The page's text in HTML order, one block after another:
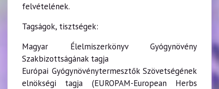
felvételének.
Tagságok, tisztségek:
Magyar Élelmiszerkönyv Gyógynövény
Szakbizottságának tagja
Európai Gyógynövénytermesztők Szövetségének
elnökségi tagja (EUROPAM-European Herbs